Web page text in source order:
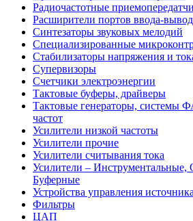
Радиочастотные
Расширители портов ввода-
Синтезаторы звуковых мелодий
Специализированные
Стабилизаторы напряжения и
Супервизоры
Счетчики электроэнергии
Тактовые буферы, драйверы
Тактовые генераторы, системы
частот
Усилители низкой частоты
Усилители прочие
Усилители считывания тока
Усилители – Инструментальные,
Буферные
Устройства управления
Фильтры
ЦАП